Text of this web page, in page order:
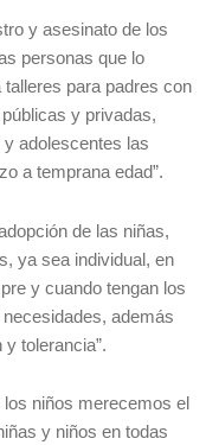
y asesinato de los
personas que lo
para padres con
y privadas,
adolescentes las
a temprana edad”.
de las niñas,
ya sea individual, en
y cuando tengan los
además
tolerancia”.
los niños merecemos el
y niños en todas